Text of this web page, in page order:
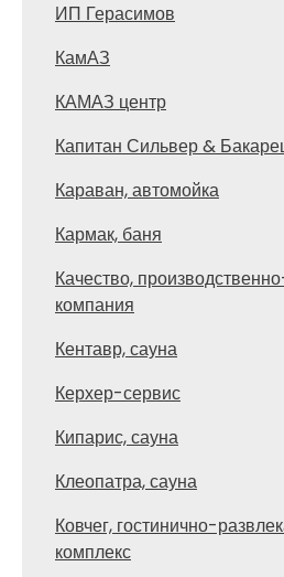
ИП Герасимов
КамАЗ
КАМАЗ центр
Капитан Сильвер &
Караван, автомойка
Кармак, баня
Качество,
компания
Кентавр, сауна
Керхер-сервис
Кипарис, сауна
Клеопатра, сауна
Ковчег, гостинично-
комплекс